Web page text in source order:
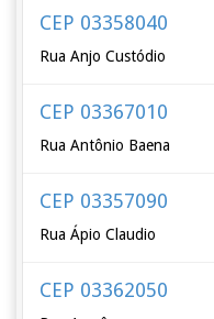
CEP 03358040
Rua Anjo Custódio
CEP 03367010
Rua Antônio Baena
CEP 03357090
Rua Ápio Claudio
CEP 03362050